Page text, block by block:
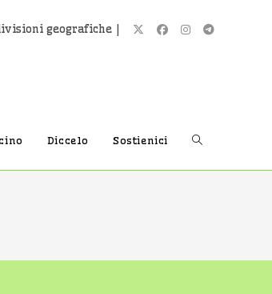
geografiche |
Diccelo Sostienici Attiva/
ricerca